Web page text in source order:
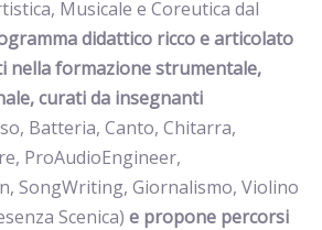
Musicale e Coreutica dal
didattico ricco e articolato
nella formazione strumentale,
curati da insegnanti
Batteria, Canto, Chitarra,
ProAudioEngineer,
SongWriting, Giornalismo, Violino
Scenica) e propone percorsi